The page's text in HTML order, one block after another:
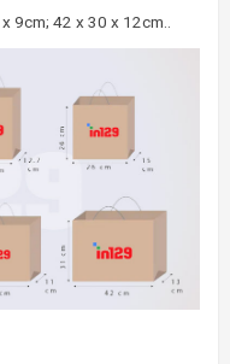
9cm; 42 x 30 x 12cm..